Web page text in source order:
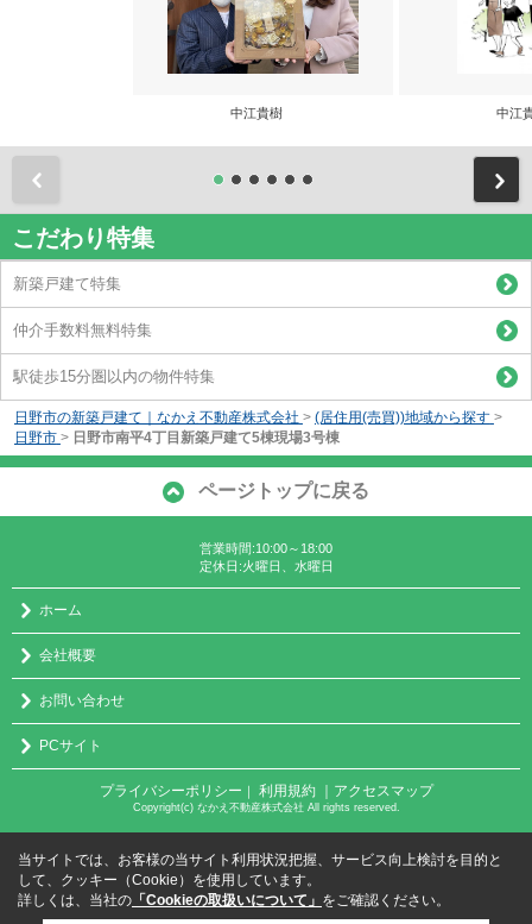
中江貴樹 中江
こだわり特集
新築戸建て特集
仲介手数料無料特集
駅徒歩15分圏以内の物件特集
日野市の新築戸建て｜なかえ不動産株式会社 > (居住用(売買))地域から探す >
日野市 > 日野市南平4丁目新築戸建て5棟現場3号棟
ページトップに戻る
営業時間:10:00～18:00
定休日:火曜日、水曜日
ホーム
会社概要
お問い合わせ
PCサイト
プライバシーポリシー 利用規約 ｜アクセスマップ
Copyright(c) なかえ不動産株式会社 All rights reserved.
当サイトでは、お客様の当サイト利用状況把握、サービス向上検討を目的と
して、クッキー（Cookie）を使用しています。
詳しくは、当社の 「Cookieの取扱いについて」 をご確認ください。